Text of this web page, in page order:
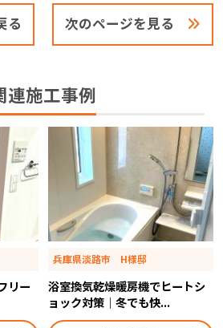
る 次のページを見る
連施工事例
リー
兵庫県淡路市 H様邸
浴室換気乾燥暖房機でヒートシ
ョック対策｜冬でも快...